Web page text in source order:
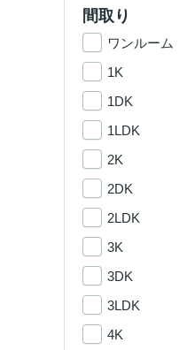
間取り
ワンルーム
1K
1DK
1LDK
2K
2DK
2LDK
3K
3DK
3LDK
4K